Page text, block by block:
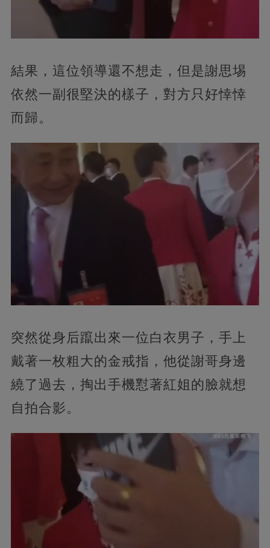
結果，這位領導還不想走，但是謝思埸
依然一副很堅決的樣子，對方只好悻悻
而歸。
突然從身后躥出來一位白衣男子，手上
戴著一枚粗大的金戒指，他從謝哥身邊
繞了過去，掏出手機懟著紅姐的臉就想
自拍合影。